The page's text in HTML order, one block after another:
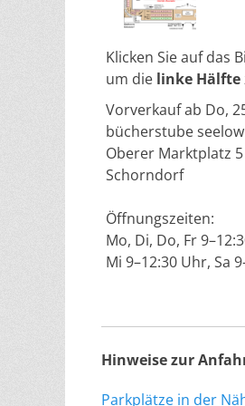
Klicken Sie auf das
um die linke Hälfte
Vorverkauf ab Do,
bücherstube seelow
Oberer Marktplatz 5
Schorndorf
Öffnungszeiten:
Mo, Di, Do, Fr
Mi 9–12:30 Uhr, Sa
Hinweise zur
Parkplätze in der